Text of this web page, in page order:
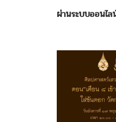
ผ่านระบบออนไ